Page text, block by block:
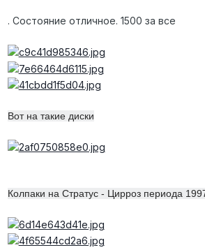
. Состояние отличное. 1500 за все
Вот на такие диски
Колпаки на Стратус - Цирроз периода